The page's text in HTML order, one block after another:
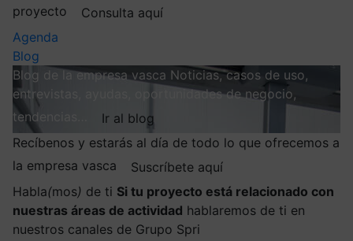
proyecto
Consulta aquí
Agenda
Blog
Blog de la empresa vasca Noticias, casos de uso,
entrevistas, ayudas, oportunidades de negocio,
tendencias…
Ir al blog
Recíbenos y estarás al día de todo lo que ofrecemos a
la empresa vasca
Suscríbete aquí
Habla(mos) de ti Si tu proyecto está relacionado con
nuestras áreas de actividad hablaremos de ti en
nuestros canales de Grupo Spri